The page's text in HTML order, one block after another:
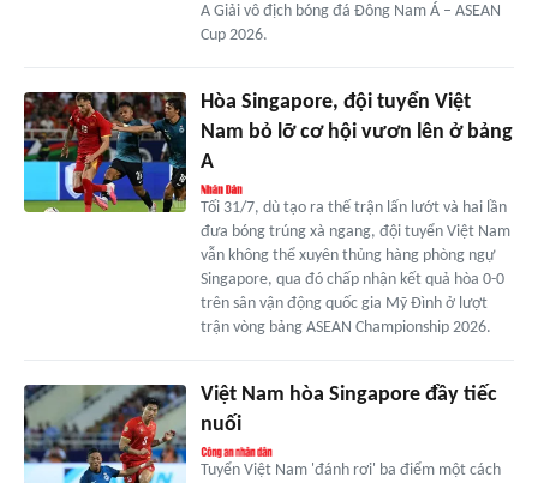
A Giải vô địch bóng đá Đông Nam Á – ASEAN
Cup 2026.
Hòa Singapore, đội tuyển Việt
Nam bỏ lỡ cơ hội vươn lên ở bảng
A
Tối 31/7, dù tạo ra thế trận lấn lướt và hai lần
đưa bóng trúng xà ngang, đội tuyển Việt Nam
vẫn không thể xuyên thủng hàng phòng ngự
Singapore, qua đó chấp nhận kết quả hòa 0-0
trên sân vận động quốc gia Mỹ Đình ở lượt
trận vòng bảng ASEAN Championship 2026.
Việt Nam hòa Singapore đầy tiếc
nuối
Tuyển Việt Nam 'đánh rơi' ba điểm một cách